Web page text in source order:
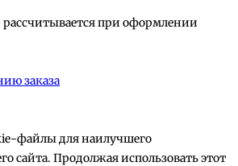
рассчитывается при оформлении
заказа
файлы для наилучшего
сайта. Продолжая использовать этот